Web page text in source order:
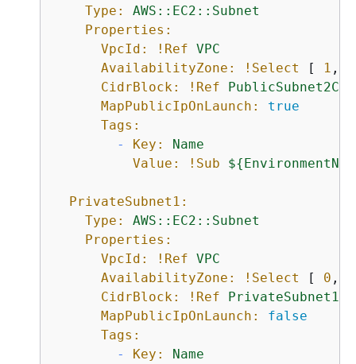
Type:
AWS::EC2::Subnet
Properties:
VpcId:
!Ref VPC
AvailabilityZone:
!Select [ 1 ,
CidrBlock:
!Ref
MapPublicIpOnLaunch:
true
Tags:
-
Key:
Name
Value:
!Sub ${
PrivateSubnet1:
Type:
AWS::EC2::Subnet
Properties:
VpcId:
!Ref VPC
AvailabilityZone:
!Select [ 0 ,
CidrBlock:
!Ref
MapPublicIpOnLaunch:
false
Tags:
-
Key:
Name